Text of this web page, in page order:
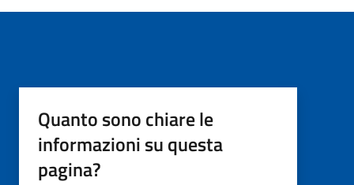
Quanto sono chiare le
informazioni su questa
pagina?